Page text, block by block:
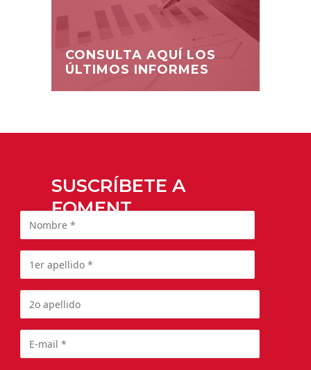
CONSULTA AQUÍ LOS
ÚLTIMOS INFORMES
SUSCRÍBETE A
FOMENT